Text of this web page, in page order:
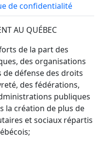
de confidentialité
AU QUÉBEC
de la part des
des organisations
défense des droits
des fédérations,
publiques
la création de plus de
et sociaux répartis